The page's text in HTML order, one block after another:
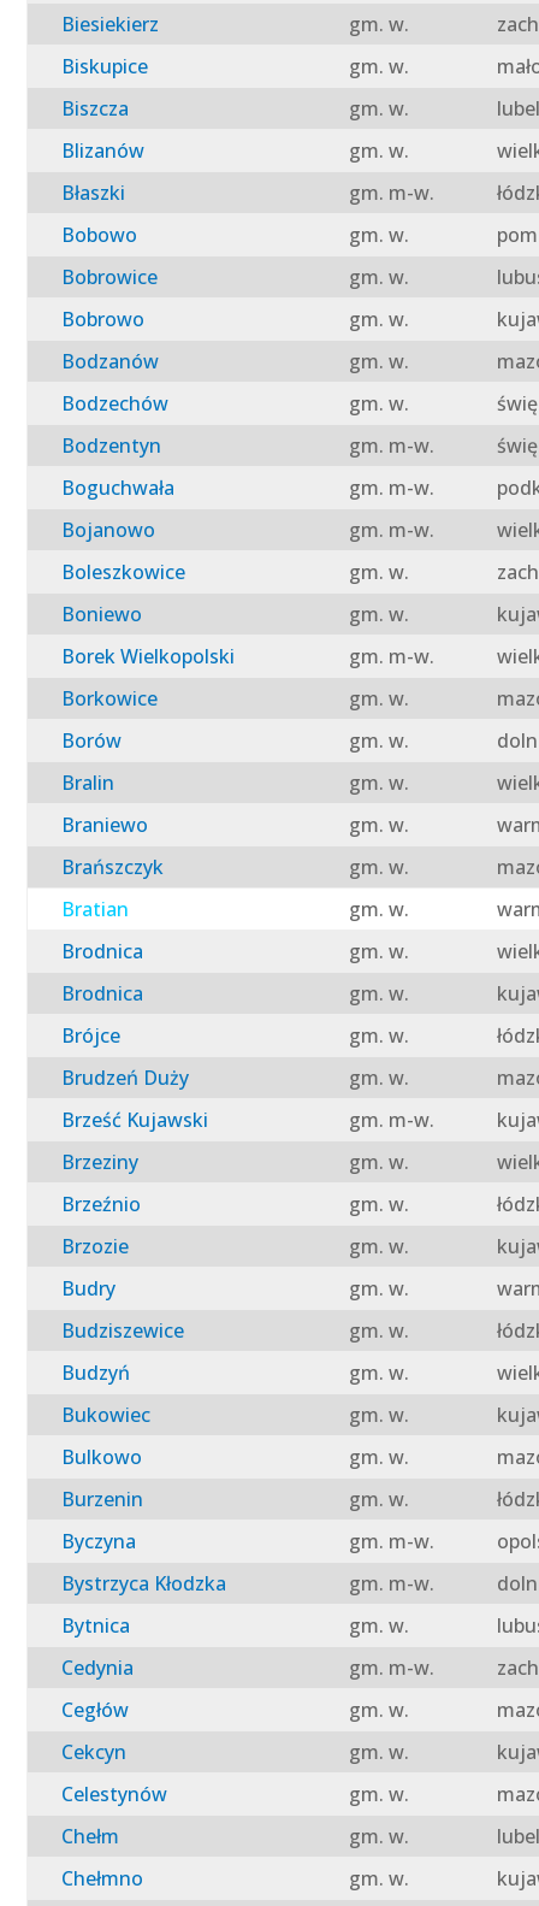
Biesiekierz
gm. w.
Biskupice
gm. w.
Biszcza
gm. w.
Blizanów
gm. w.
Błaszki
gm. m-w.
Bobowo
gm. w.
Bobrowice
gm. w.
Bobrowo
gm. w.
Bodzanów
gm. w.
Bodzechów
gm. w.
Bodzentyn
gm. m-w.
Boguchwała
gm. m-w.
Bojanowo
gm. m-w.
Boleszkowice
gm. w.
Boniewo
gm. w.
Borek Wielkopolski
gm. m-w.
Borkowice
gm. w.
Borów
gm. w.
Bralin
gm. w.
Braniewo
gm. w.
Brańszczyk
gm. w.
Bratian
gm. w.
Brodnica
gm. w.
Brodnica
gm. w.
Brójce
gm. w.
Brudzeń Duży
gm. w.
Brześć Kujawski
gm. m-w.
Brzeziny
gm. w.
Brzeźnio
gm. w.
Brzozie
gm. w.
Budry
gm. w.
Budziszewice
gm. w.
Budzyń
gm. w.
Bukowiec
gm. w.
Bulkowo
gm. w.
Burzenin
gm. w.
Byczyna
gm. m-w.
Bystrzyca Kłodzka
gm. m-w.
Bytnica
gm. w.
Cedynia
gm. m-w.
Cegłów
gm. w.
Cekcyn
gm. w.
Celestynów
gm. w.
Chełm
gm. w.
Chełmno
gm. w.